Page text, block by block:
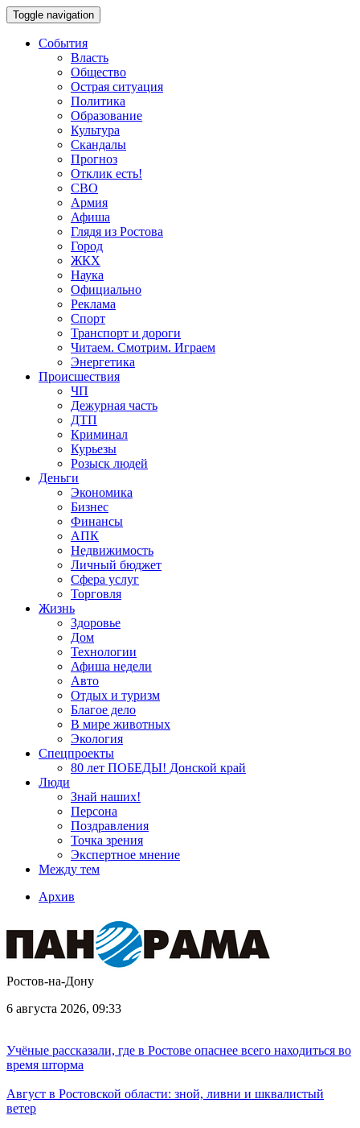
Toggle navigation
События
Власть
Общество
Острая ситуация
Политика
Образование
Культура
Скандалы
Прогноз
Отклик есть!
СВО
Армия
Афиша
Глядя из Ростова
Город
ЖКХ
Наука
Официально
Реклама
Спорт
Транспорт и дороги
Читаем. Смотрим. Играем
Энергетика
Происшествия
ЧП
Дежурная часть
ДТП
Криминал
Курьезы
Розыск людей
Деньги
Экономика
Бизнес
Финансы
АПК
Недвижимость
Личный бюджет
Сфера услуг
Торговля
Жизнь
Здоровье
Дом
Технологии
Афиша недели
Авто
Отдых и туризм
Благое дело
В мире животных
Экология
Спецпроекты
80 лет ПОБЕДЫ! Донской край
Люди
Знай наших!
Персона
Поздравления
Точка зрения
Экспертное мнение
Между тем
Архив
Ростов-на-Дону
6 августа 2026, 09:33
Учёные рассказали, где в Ростове опаснее всего находиться во
время шторма
Август в Ростовской области: зной, ливни и шквалистый
ветер